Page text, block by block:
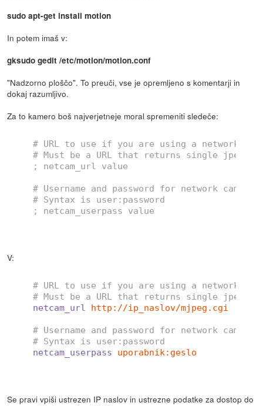
sudo apt-get install motion
In potem imaš v:
gksudo gedit /etc/motion/motion.conf
"Nadzorno ploščo". To preuči, vse je opremljeno s komentarji in
dokaj razumljivo.
Za to kamero boš najverjetneje moral spremeniti sledeče:
# URL to use if you are using a
# Must be a URL that returns single jpeg
; netcam_url value
# Username and password for network
# Syntax is user:password
; netcam_userpass value
V:
# URL to use if you are using a
# Must be a URL that returns single jpeg
netcam_url
http://ip_naslov/mjpeg.cgi
# Username and password for network
# Syntax is user:password
netcam_userpass
uporabnik:geslo
Se pravi vpiši ustrezen IP naslov in ustrezne podatke za dostop do